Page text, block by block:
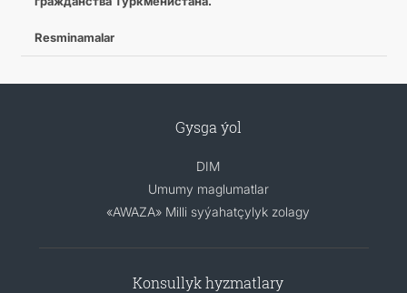
Resminamalar
Gysga ýol
DIM
Umumy maglumatlar
«AWAZA» Milli syýahatçylyk zolagy
Konsullyk hyzmatlary